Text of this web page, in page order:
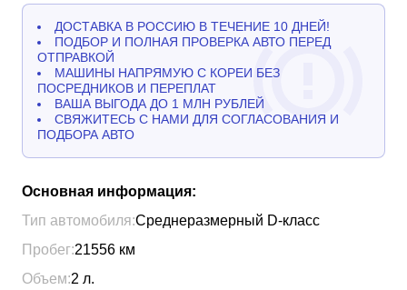
ДОСТАВКА В РОССИЮ В ТЕЧЕНИЕ 10 ДНЕЙ!
ПОДБОР И ПОЛНАЯ ПРОВЕРКА АВТО ПЕРЕД
ОТПРАВКОЙ
МАШИНЫ НАПРЯМУЮ С КОРЕИ БЕЗ
ПОСРЕДНИКОВ И ПЕРЕПЛАТ
ВАША ВЫГОДА ДО 1 МЛН РУБЛЕЙ
СВЯЖИТЕСЬ С НАМИ ДЛЯ СОГЛАСОВАНИЯ И
ПОДБОРА АВТО
Основная информация:
Тип автомобиля:Среднеразмерный D-класс
Пробег:21556 км
Объем:2 л.